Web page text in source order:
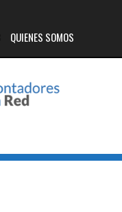
QUIENES SOMOS